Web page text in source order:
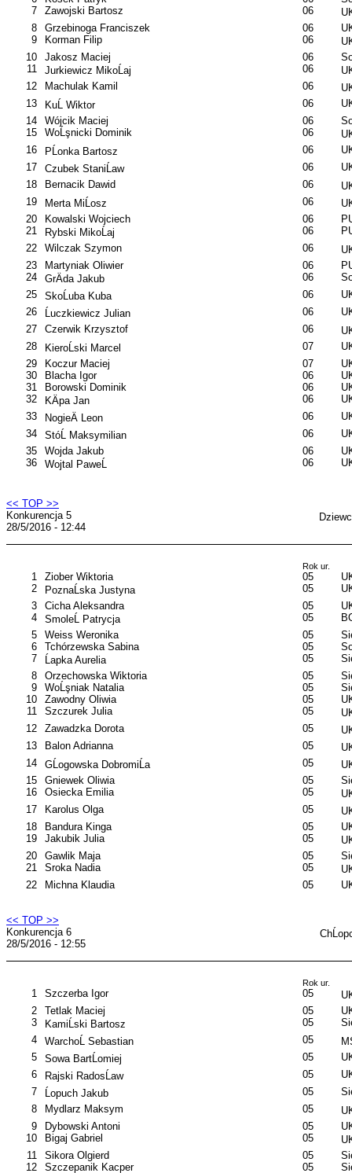
7
Zawojski Bartosz 06
8
Grzebinoga Franciszek 06
9
Korman Filip 06
10
Jakosz Maciej 06
11
Jurkiewicz MikoĹaj 06
12
Machulak Kamil 06
13
KuĹ Wiktor 06
14
Wójcik Maciej 06
15
WoĹşnicki Dominik 06
16
PĹonka Bartosz 06
17
Czubek StaniĹaw 06
18
Bernacik Dawid 06
19
Merta MiĹosz 06
20
Kowalski Wojciech 06
21
Rybski MikoĹaj 06
22
Wilczak Szymon 06
23
Martyniak Oliwier 06
24
GrÄda Jakub 06
25
SkoĹuba Kuba 06
26
Ĺuczkiewicz Julian 06
27
Czerwik Krzysztof 06
28
KieroĹski Marcel 07
29
Koczur Maciej 07
30
Blacha Igor 06
31
Borowski Dominik 06
32
KÄpa Jan 06
33
NogieÄ Leon 06
34
StóĹ Maksymilian 06
35
Wojda Jakub 06
36
Wojtal PaweĹ 06
<< TOP >>
Konkurencja 5
28/5/2016 - 12:44
Rok ur.
1 Ziober Wiktoria 05
2
PoznaĹska Justyna 05
3
Cicha Aleksandra 05
4
SmoleĹ Patrycja 05
5
Weiss Weronika 05
6
Tchórzewska Sabina 05
7
Ĺapka Aurelia 05
8
Orzechowska Wiktoria 05
9
WoĹşniak Natalia 05
10
Zawodny Oliwia 05
11
Szczurek Julia 05
12
Zawadzka Dorota 05
13
Balon Adrianna 05
14
GĹogowska DobromiĹa 05
15
Gniewek Oliwia 05
16
Osiecka Emilia 05
17
Karolus Olga 05
18
Bandura Kinga 05
19
Jakubik Julia 05
20
Gawlik Maja 05
21
Sroka Nadia 05
22
Michna Klaudia 05
<< TOP >>
Konkurencja 6
28/5/2016 - 12:55
Rok ur.
1 Szczerba Igor 05
2
Tetlak Maciej 05
3
KamiĹski Bartosz 05
4
WarchoĹ Sebastian 05
5
Sowa BartĹomiej 05
6
Rajski RadosĹaw 05
7
Ĺopuch Jakub 05
8
Mydlarz Maksym 05
9
Dybowski Antoni 05
10
Bigaj Gabriel 05
11
Sikora Olgierd 05
12
Szczepanik Kacper 05